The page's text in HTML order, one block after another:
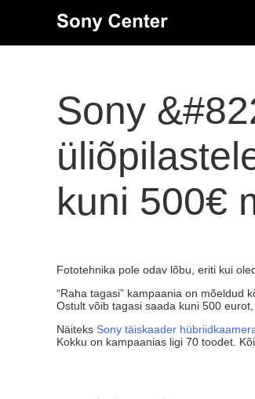
Sony
kuni 500€
Fototehnika pole odav lõbu, eriti kui
“Raha tagasi” kampaania on mõeldud
Ostult võib tagasi saada kuni 500
Näiteks Sony täiskaader
Kokku on kampaanias ligi 70 toodet.